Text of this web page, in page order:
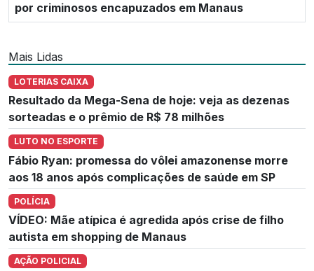
por criminosos encapuzados em Manaus
Mais Lidas
LOTERIAS CAIXA
Resultado da Mega-Sena de hoje: veja as dezenas
sorteadas e o prêmio de R$ 78 milhões
LUTO NO ESPORTE
Fábio Ryan: promessa do vôlei amazonense morre
aos 18 anos após complicações de saúde em SP
POLÍCIA
VÍDEO: Mãe atípica é agredida após crise de filho
autista em shopping de Manaus
AÇÃO POLICIAL